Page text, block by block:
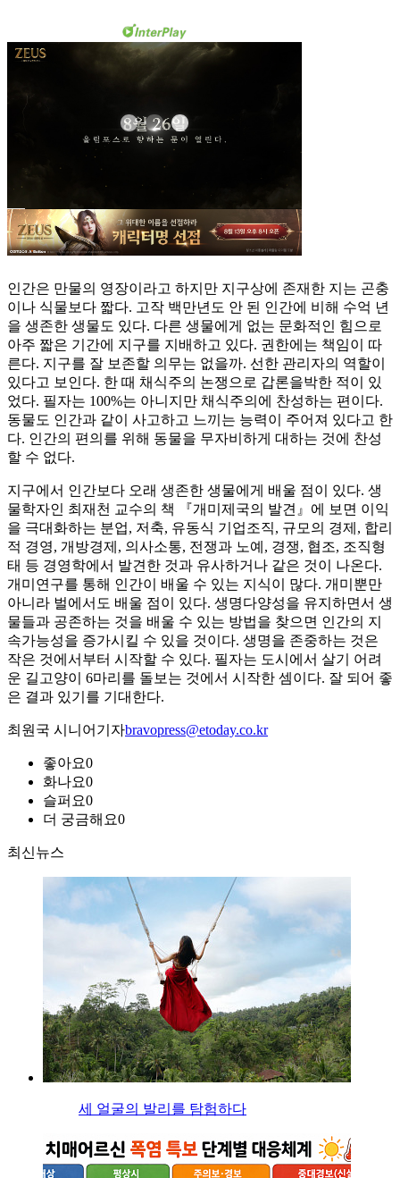
인간은 만물의 영장이라고 하지만 지구상에 존재한 지는 곤충
이나 식물보다 짧다. 고작 백만년도 안 된 인간에 비해 수억 년
을 생존한 생물도 있다. 다른 생물에게 없는 문화적인 힘으로
아주 짧은 기간에 지구를 지배하고 있다. 권한에는 책임이 따
른다. 지구를 잘 보존할 의무는 없을까. 선한 관리자의 역할이
있다고 보인다. 한 때 채식주의 논쟁으로 갑론을박한 적이 있
었다. 필자는 100%는 아니지만 채식주의에 찬성하는 편이다.
동물도 인간과 같이 사고하고 느끼는 능력이 주어져 있다고 한
다. 인간의 편의를 위해 동물을 무자비하게 대하는 것에 찬성
할 수 없다.
지구에서 인간보다 오래 생존한 생물에게 배울 점이 있다. 생
물학자인 최재천 교수의 책 『개미제국의 발견』에 보면 이익
을 극대화하는 분업, 저축, 유동식 기업조직, 규모의 경제, 합리
적 경영, 개방경제, 의사소통, 전쟁과 노예, 경쟁, 협조, 조직형
태 등 경영학에서 발견한 것과 유사하거나 같은 것이 나온다.
개미연구를 통해 인간이 배울 수 있는 지식이 많다. 개미뿐만
아니라 벌에서도 배울 점이 있다. 생명다양성을 유지하면서 생
물들과 공존하는 것을 배울 수 있는 방법을 찾으면 인간의 지
속가능성을 증가시킬 수 있을 것이다. 생명을 존중하는 것은
작은 것에서부터 시작할 수 있다. 필자는 도시에서 살기 어려
운 길고양이 6마리를 돌보는 것에서 시작한 셈이다. 잘 되어 좋
은 결과 있기를 기대한다.
최원국 시니어기자bravopress@etoday.co.kr
좋아요0
화나요0
슬퍼요0
더 궁금해요0
최신뉴스
세 얼굴의 발리를 탐험하다